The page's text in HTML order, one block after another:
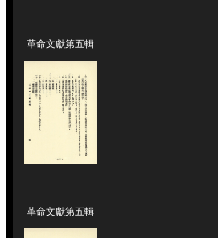
革命文獻第五輯
革命文獻第五輯